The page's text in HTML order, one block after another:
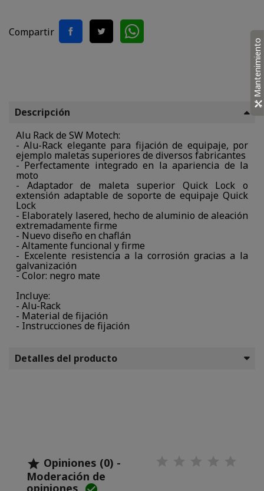
Compartir
Descripción
Alu Rack de SW Motech:
- Alu-Rack elegante para fijación de equipaje, por
ejemplo maletas superiores de diversos fabricantes
- Perfectamente integrado en la apariencia de la
moto
- Adaptador de maleta superior Quick Lock o
extensión adaptable de soporte de equipaje Quick
Lock
- Elaborately lasered, hecho de aluminio de aleación
extremadamente firme
- Nuevo diseño en chaflán
- Altamente funcional y firme
- Excelente resistencia a la corrosión gracias a la
galvanización
- Color: negro mate
Incluye:
- Alu-Rack
- Material de fijación
- Instrucciones de fijación
Detalles del producto
 Opiniones (0) -
Moderación de
opiniones
Mantenimiento